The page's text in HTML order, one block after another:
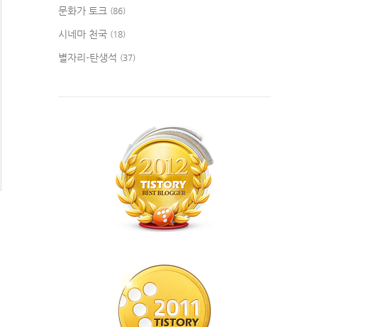
문화가 토크 (86)
시네마 천국 (18)
별자리-탄생석 (37)